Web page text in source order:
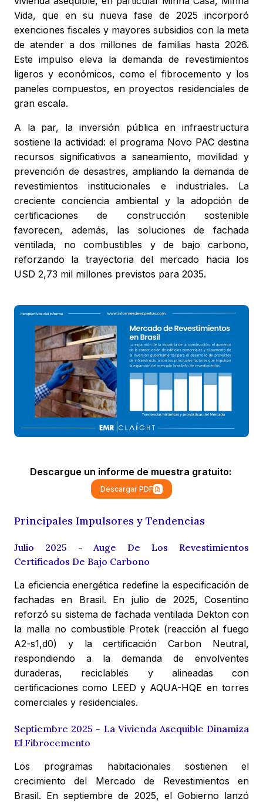
Vida, que en su nueva fase de 2025 incorporó
exenciones fiscales y mayores subsidios con la meta
de atender a dos millones de familias hasta 2026.
Este impulso eleva la demanda de revestimientos
ligeros y económicos, como el fibrocemento y los
paneles compuestos, en proyectos residenciales de
gran escala.
A la par, la inversión pública en infraestructura
sostiene la actividad: el programa Novo PAC destina
recursos significativos a saneamiento, movilidad y
prevención de desastres, ampliando la demanda de
revestimientos institucionales e industriales. La
creciente conciencia ambiental y la adopción de
certificaciones de construcción sostenible
favorecen, además, las soluciones de fachada
ventilada, no combustibles y de bajo carbono,
reforzando la trayectoria del mercado hacia los
USD 2,73 mil millones previstos para 2035.
Descargue un informe de muestra gratuito:
Descargar PDF
Principales Impulsores y Tendencias
Julio 2025 - Auge De Los Revestimientos
Certificados De Bajo Carbono
La eficiencia energética redefine la especificación de
fachadas en Brasil. En julio de 2025, Cosentino
reforzó su sistema de fachada ventilada Dekton con
la malla no combustible Protek (reacción al fuego
A2-s1,d0) y la certificación Carbon Neutral,
respondiendo a la demanda de envolventes
duraderas, reciclables y alineadas con
certificaciones como LEED y AQUA-HQE en torres
comerciales y residenciales.
Septiembre 2025 - La Vivienda Asequible Dinamiza
El Fibrocemento
Los programas habitacionales sostienen el
crecimiento del Mercado de Revestimientos en
Brasil. En septiembre de 2025, el Gobierno lanzó